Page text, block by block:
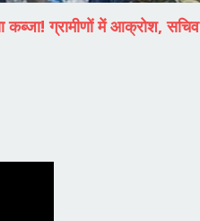
कब्जा! ग्रामीणों में आक्रोश, सचिव